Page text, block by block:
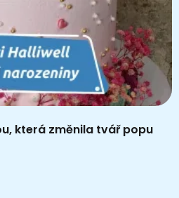
která změnila tvář popu